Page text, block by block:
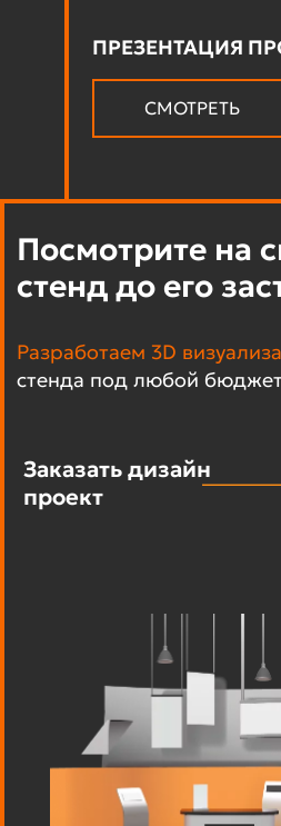
ПРЕЗЕНТАЦИЯ
СМОТРЕТЬ
Посмотрите на
стенд до его
Разработаем 3D
стенда под любой
Заказать дизайн
проект